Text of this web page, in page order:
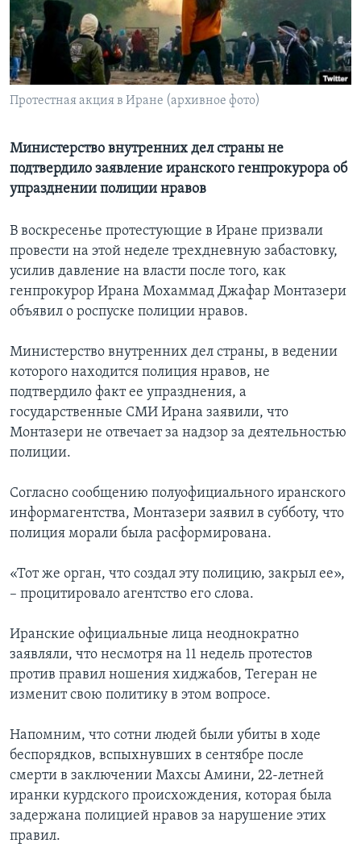
Learning English
СОЦИАЛЬНЫЕ СЕТИ
Языки
Протестная акция в Иране (архивное фото)
Министерство внутренних дел страны не
подтвердило заявление иранского генпрокурора об
упразднении полиции нравов
В воскресенье протестующие в Иране призвали
провести на этой неделе трехдневную забастовку,
усилив давление на власти после того, как
генпрокурор Ирана Мохаммад Джафар Монтазери
объявил о роспуске полиции нравов.
Министерство внутренних дел страны, в ведении
которого находится полиция нравов, не
подтвердило факт ее упразднения, а
государственные СМИ Ирана заявили, что
Монтазери не отвечает за надзор за деятельностью
полиции.
Согласно сообщению полуофициального иранского
информагентства, Монтазери заявил в субботу, что
полиция морали была расформирована.
«Тот же орган, что создал эту полицию, закрыл ее»,
– процитировало агентство его слова.
Иранские официальные лица неоднократно
заявляли, что несмотря на 11 недель протестов
против правил ношения хиджабов, Тегеран не
изменит свою политику в этом вопросе.
Напомним, что сотни людей были убиты в ходе
беспорядков, вспыхнувших в сентябре после
смерти в заключении Махсы Амини, 22-летней
иранки курдского происхождения, которая была
задержана полицией нравов за нарушение этих
правил.